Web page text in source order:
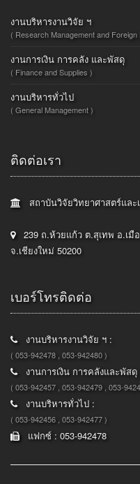
งานบริหารงานวิจัย ฯ
( Research Management and Foreign
งานการเงิน การคลัง และพัสดุ
( Finance and Supplies )
งานบริหารทั่วไป
( General Management )
ติดต่อเรา
สถาบันวิจัยวิทยาศาสตร์แล
239 ถ.ห้วยแก้ว ต.สุเทพ อ.เมื
จ.เชียงใหม่ 50200
เบอร์โทรติดต่อ
งานบริหารงานวิจัย ฯ :
( 053-942478 , 053-942480 )
งานการเงิน การคลังและพัส
( 053-942457 , 053-942479 , 053-
งานบริหารทั่วไป :
( 053-942456 , 053-942477 )
แฟกซ์ : 053-942478